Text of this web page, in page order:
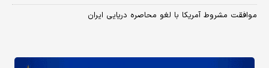
موافقت مشروط آمریکا با لغو محاصره دریایی ایران